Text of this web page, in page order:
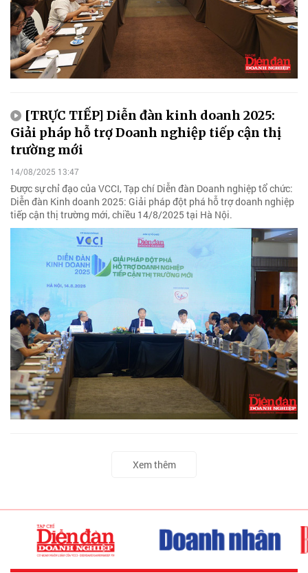
[TRỰC TIẾP] Diễn đàn kinh doanh 2025:
Giải pháp hỗ trợ Doanh nghiệp tiếp cận thị
trường mới
14/08/2025 13:47
Được sự chỉ đạo của VCCI, Tạp chí Diễn đàn Doanh nghiệp tổ chức:
Diễn đàn Kinh doanh 2025: Giải pháp đột phá hỗ trợ doanh nghiệp
tiếp cận thị trường mới, chiều 14/8/2025 tại Hà Nội.
Xem thêm